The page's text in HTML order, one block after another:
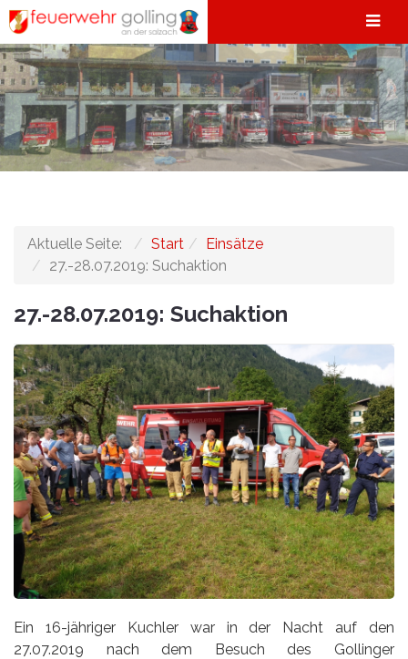
Aktuelle Seite: Start
Einsätze
27.-28.07.2019: Suchaktion
27.-28.07.2019: Suchaktion
Ein 16-jähriger Kuchler war in der Nacht auf den
27.07.2019 nach dem Besuch des Gollinger